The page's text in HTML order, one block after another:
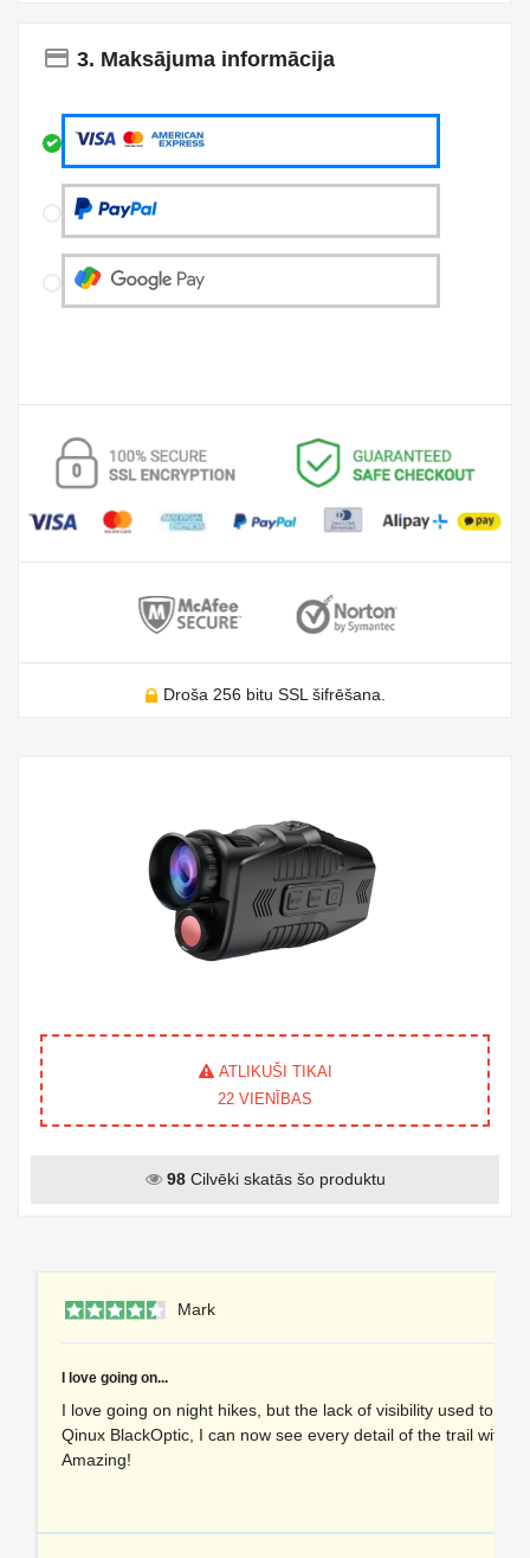
payment 3. Maksājuma informācija
Droša 256 bitu SSL šifrēšana.
ATLIKUŠI TIKAI
22 VIENĪBAS
98Cilvēki skatās šo produktu
Mark
I love going on...
I love going on night hikes, but the lack of visibility used to be
Qinux BlackOptic, I can now see every detail of the trail with
Amazing!